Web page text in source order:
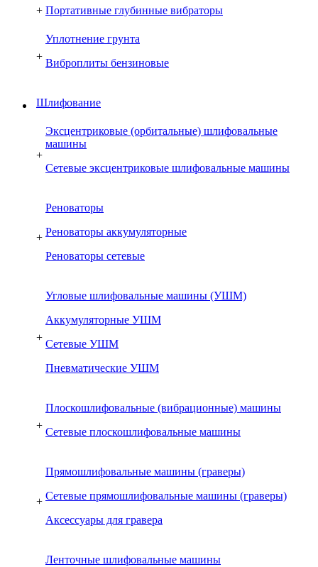
+ Портативные глубинные вибраторы
+
Уплотнение грунта
Виброплиты бензиновые
Шлифование
+
Эксцентриковые (орбитальные) шлифовальные
машины
Сетевые эксцентриковые шлифовальные машины
+
Реноваторы
Реноваторы аккумуляторные
Реноваторы сетевые
+
Угловые шлифовальные машины (УШМ)
Аккумуляторные УШМ
Сетевые УШМ
Пневматические УШМ
+
Плоскошлифовальные (вибрационные) машины
Сетевые плоскошлифовальные машины
+
Прямошлифовальные машины (граверы)
Сетевые прямошлифовальные машины (граверы)
Аксессуары для гравера
Ленточные шлифовальные машины